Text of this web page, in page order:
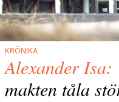
KRÖNIKA
Alexander Isa:
makten tåla